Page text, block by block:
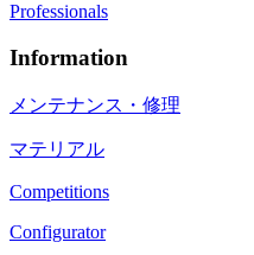
Professionals
Information
メンテナンス・修理
マテリアル
Competitions
Configurator